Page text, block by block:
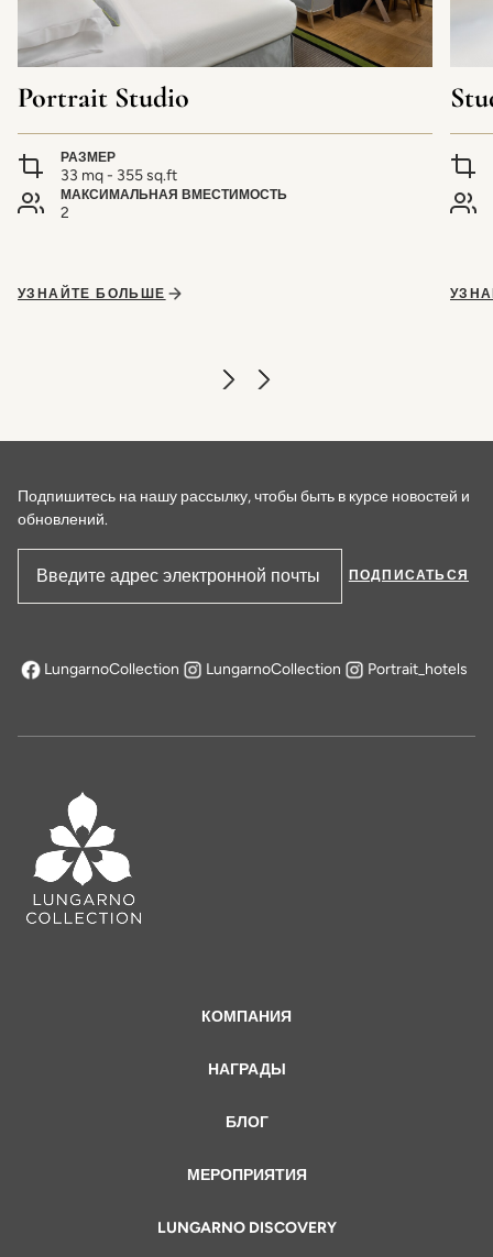
Portrait Studio
РАЗМЕР
33 mq - 355 sq.ft
МАКСИМАЛЬНАЯ ВМЕСТИМОСТЬ
2
УЗНАЙТЕ БОЛЬШЕ
КОМПАНИЯ
НАГРАДЫ
БЛОГ
МЕРОПРИЯТИЯ
LUNGARNO DISCOVERY
Подпишитесь на нашу рассылку, чтобы быть в курсе новостей и
обновлений.
Адрес электронной почты
ПОДПИСАТЬСЯ
LungarnoCollection
открывается в новой вкладке
LungarnoCollection Portrait_hotels